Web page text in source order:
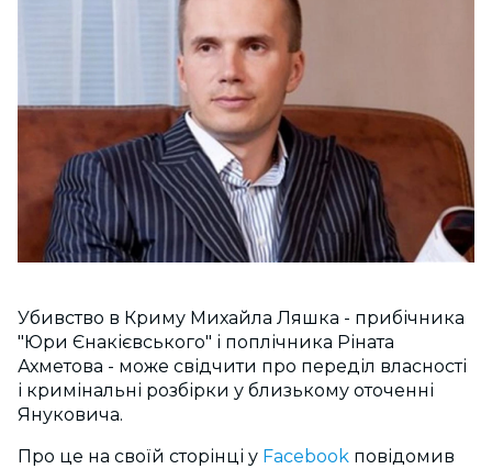
Убивство в Криму Михайла Ляшка - прибічника
"Юри Єнакієвського" і поплічника Ріната
Ахметова - може свідчити про переділ власності
і кримінальні розбірки у близькому оточенні
Януковича.
Про це на своїй сторінці у Facebook повідомив